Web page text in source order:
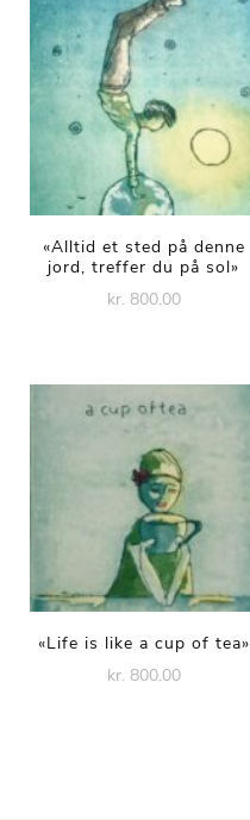
«Alltid et sted på denne
jord, treffer du på sol»
kr. 800.00
«Life is like a cup of tea»
kr. 800.00